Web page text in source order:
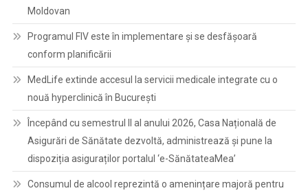
Moldovan
Programul FIV este în implementare și se desfășoară
conform planificării
MedLife extinde accesul la servicii medicale integrate cu o
nouă hyperclinică în București
Începând cu semestrul II al anului 2026, Casa Națională de
Asigurări de Sănătate dezvoltă, administrează și pune la
dispoziția asiguraților portalul ‘e-SănătateaMea’
Consumul de alcool reprezintă o amenințare majoră pentru